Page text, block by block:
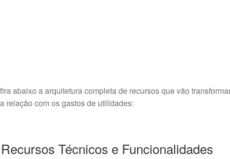
abaixo a arquitetura completa de recursos que vão
relação com os gastos de utilidades:
Técnicos e Funcionalidades